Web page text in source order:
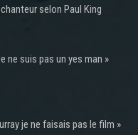
selon Paul King
ne suis pas un yes man »
je ne faisais pas le film »